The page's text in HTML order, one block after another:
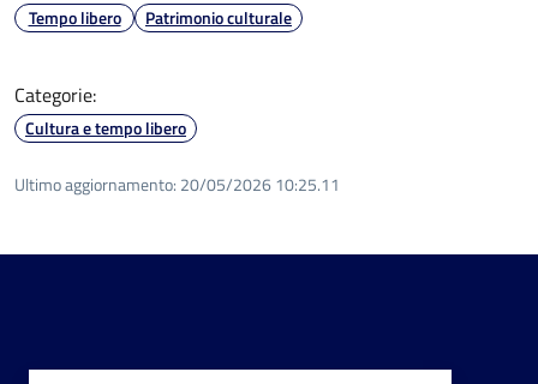
Tempo libero Patrimonio culturale
Categorie:
Cultura e tempo libero
Ultimo aggiornamento: 20/05/2026 10:25.11